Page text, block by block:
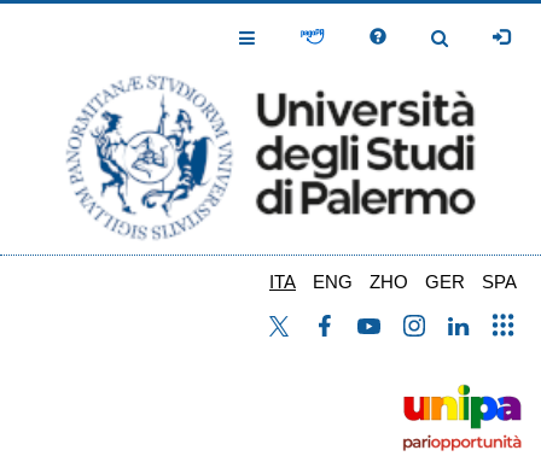
Toggle
Toggle
ITA ENG ZHO GER SPA